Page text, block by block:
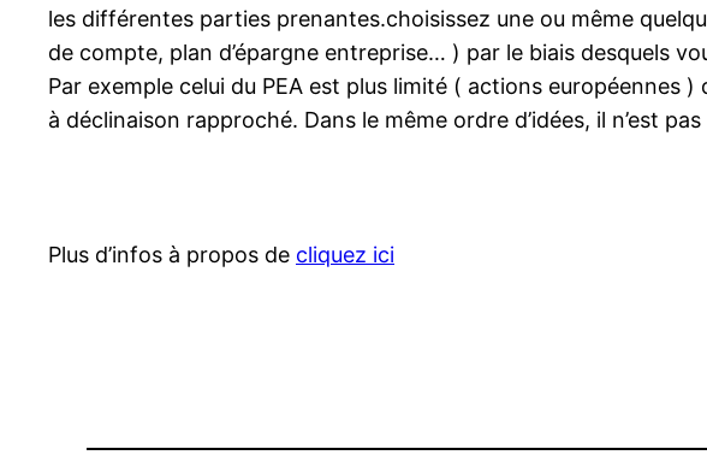
les différentes parties prenantes.choisissez une ou même
de compte, plan d’épargne entreprise… ) par le biais desquels
Par exemple celui du PEA est plus limité ( actions européennes )
à déclinaison rapproché. Dans le même ordre d’idées, il n’est
Plus d’infos à propos de cliquez ici